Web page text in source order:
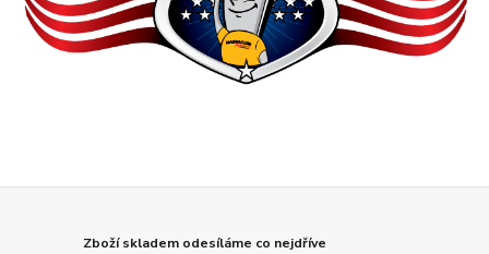
Zboží skladem odesíláme co nejdříve